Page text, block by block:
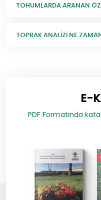
TOHUMLARDA ARANAN
TOPRAK ANALIZI NE
E-
PDF Formatında